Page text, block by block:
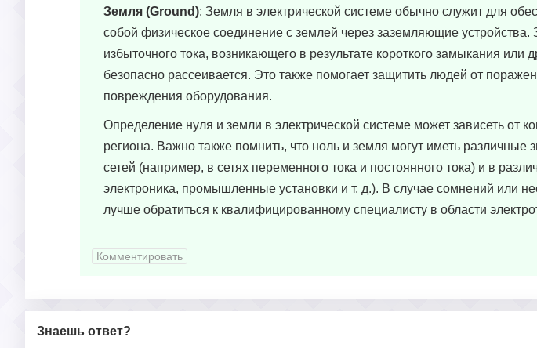
Земля (Ground): Земля в электрической системе обычно служит для
собой физическое соединение с землей через заземляющие устройства.
избыточного тока, возникающего в результате короткого замыкания или
безопасно рассеивается. Это также помогает защитить людей от
повреждения оборудования.
Определение нуля и земли в электрической системе может зависеть от
региона. Важно также помнить, что ноль и земля могут иметь различные
сетей (например, в сетях переменного тока и постоянного тока) и в
электроника, промышленные установки и т. д.). В случае сомнений или
лучше обратиться к квалифицированному специалисту в области
Комментировать
Знаешь ответ?